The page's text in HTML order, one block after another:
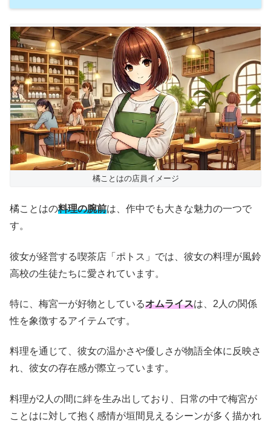
橘ことはの店員イメージ
橘ことはの料理の腕前は、作中でも大きな魅力の一つで
す。
彼女が経営する喫茶店「ポトス」では、彼女の料理が風鈴
高校の生徒たちに愛されています。
特に、梅宮一が好物としているオムライスは、2人の関係
性を象徴するアイテムです。
料理を通じて、彼女の温かさや優しさが物語全体に反映さ
れ、彼女の存在感が際立っています。
料理が2人の間に絆を生み出しており、日常の中で梅宮が
ことはに対して抱く感情が垣間見えるシーンが多く描かれ